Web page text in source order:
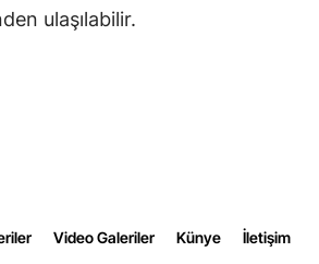
ulaşılabilir.
Video Galeriler Künye İletişim